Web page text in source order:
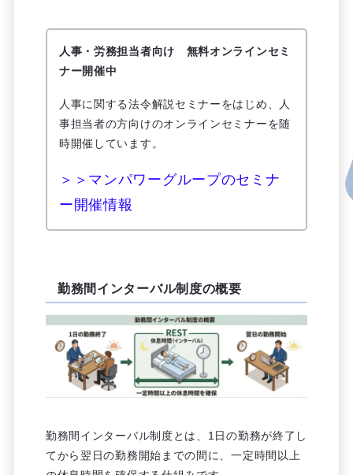
人事・労務担当者向け 無料オンラインセミ
ナー開催中
人事に関する法令解説セミナーをはじめ、人
事担当者の方向けのオンラインセミナーを随
時開催しています。
＞＞マンパワーグループのセミナ
ー開催情報
勤務間インターバル制度の概要
勤務間インターバル制度とは、1日の勤務が終了し
てから翌日の勤務開始までの間に、一定時間以上